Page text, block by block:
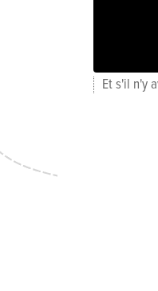
Et s'il n'y